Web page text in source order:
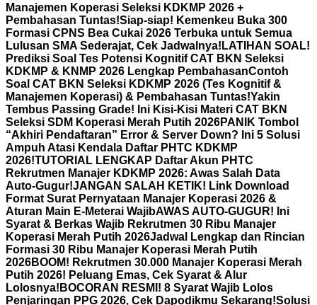
Manajemen Koperasi Seleksi KDKMP 2026 +
Pembahasan Tuntas!Siap-siap! Kemenkeu Buka 300
Formasi CPNS Bea Cukai 2026 Terbuka untuk Semua
Lulusan SMA Sederajat, Cek Jadwalnya! LATIHAN SOAL!
Prediksi Soal Tes Potensi Kognitif CAT BKN Seleksi
KDKMP & KNMP 2026 Lengkap PembahasanContoh
Soal CAT BKN Seleksi KDKMP 2026 (Tes Kognitif &
Manajemen Koperasi) & Pembahasan Tuntas!Yakin
Tembus Passing Grade! Ini Kisi-Kisi Materi CAT BKN
Seleksi SDM Koperasi Merah Putih 2026PANIK Tombol
“Akhiri Pendaftaran” Error & Server Down? Ini 5 Solusi
Ampuh Atasi Kendala Daftar PHTC KDKMP
2026!TUTORIAL LENGKAP Daftar Akun PHTC
Rekrutmen Manajer KDKMP 2026: Awas Salah Data
Auto-Gugur!JANGAN SALAH KETIK! Link Download
Format Surat Pernyataan Manajer Koperasi 2026 &
Aturan Main E-Meterai WajibAWAS AUTO-GUGUR! Ini
Syarat & Berkas Wajib Rekrutmen 30 Ribu Manajer
Koperasi Merah Putih 2026Jadwal Lengkap dan Rincian
Formasi 30 Ribu Manajer Koperasi Merah Putih
2026BOOM! Rekrutmen 30.000 Manajer Koperasi Merah
Putih 2026! Peluang Emas, Cek Syarat & Alur
Lolosnya! BOCORAN RESMI! 8 Syarat Wajib Lolos
Penjaringan PPG 2026, Cek Dapodikmu Sekarang!Solusi